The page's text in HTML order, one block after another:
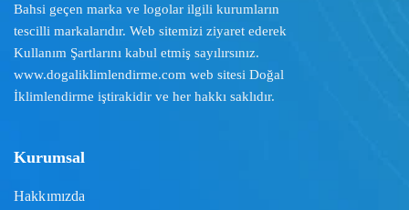
Bahsi geçen marka ve logolar ilgili kurumların
tescilli markalarıdır. Web sitemizi ziyaret ederek
Kullanım Şartlarını kabul etmiş sayılırsınız.
www.dogaliklimlendirme.com web sitesi Doğal
İklimlendirme iştirakidir ve her hakkı saklıdır.
Kurumsal
Hakkımızda